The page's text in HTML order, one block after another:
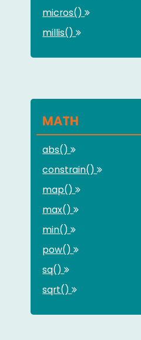
micros()
millis()
MATH
abs()
constrain()
map()
max()
min()
pow()
sq()
sqrt()